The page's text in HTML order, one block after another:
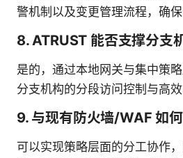
警机制以及变更管理流程，确保
8. ATRUST 能否支撑分支
是的，通过本地网关与集中策
分支机构的分段访问控制与高效
9. 与现有防火墙/WAF 如何
可以实现策略层面的分工协作